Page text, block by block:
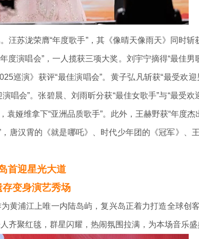
泷荣膺“年度歌手”，其《像晴天像雨天》同时斩
演唱会”，一人揽获三项大奖。刘宇宁摘得“最佳男
巡演》获评“最佳演唱会”。黄子弘凡斩获“最受欢
唱会”。张碧晨、刘雨昕分获“最佳女歌手”与“最受欢
娅维拿下“亚洲品质歌手”。此外，王赫野获“年度杰
唐汉霄的《就是哪吒》、时代少年团的《冠军》、
首迎星光大道
存变身演艺秀场
浦江上唯一内陆岛屿，复兴岛正着力打造全球创
齐聚红毯，群星闪耀，热闹氛围拉满，为本场音乐盛